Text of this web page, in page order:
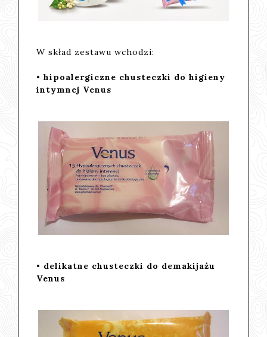
W skład zestawu wchodzi:
• hipoalergiczne chusteczki do higieny
intymnej Venus
• delikatne chusteczki do demakijażu
Venus